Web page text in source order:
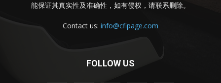
能保证其真实性及准确性，如有侵权，请联系删除。
Contact us: info@cfipage.com
FOLLOW US